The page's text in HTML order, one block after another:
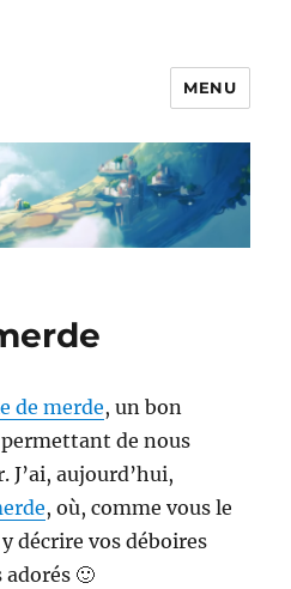
MENU
de merde, un bon
de nous
aujourd’hui,
, où, comme vous le
décrire vos déboires
adorés 🙂